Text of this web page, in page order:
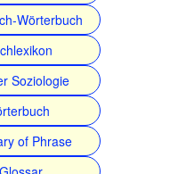
Wörterbuch
Soziologie
of Phrase